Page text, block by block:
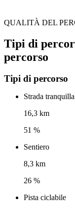
QUALITÀ DEL
Tipi di
percorso
Tipi di percorso
Strada tranquilla
16,3 km
51 %
Sentiero
8,3 km
26 %
Pista ciclabile